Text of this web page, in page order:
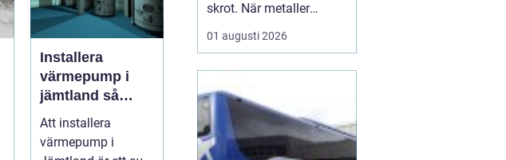
Installera
värmepump i
jämtland så
väljer du rätt
lösning för kallt
klimat
Att installera
värmepump i
skrot. När metaller
återvinns sparas stora
mängder energi, råvaror
och företag få en stabil
inkomstkälla geno...
01 augusti 2026